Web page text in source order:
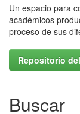
Un espacio para
académicos
proceso de sus
Repositorio
Buscar